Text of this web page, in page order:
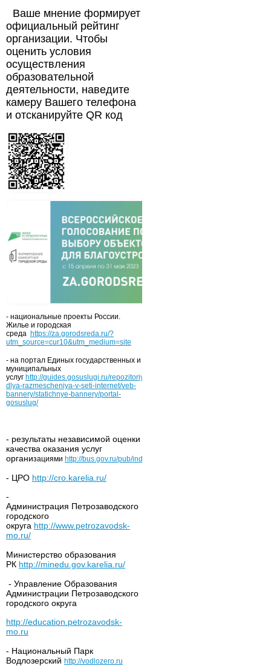
Ваше мнение формирует
официальный рейтинг
организации. Чтобы
оценить условия
осуществления
образовательной
деятельности, наведите
камеру Вашего телефона
и отсканируйте QR код
- национальные проекты России.
Жилье и городская
среда https://za.gorodsreda.ru/?
utm_source=cur10&utm_medium=site
- на портал Единых государственных и
муниципальных
услуг http://guides.gosuslugi.ru/repozitoriy/materialy-
dlya-razmescheniya-v-seti-internet/veb-
bannery/statichnye-bannery/portal-
gosuslug/
- результаты независимой оценки
качества оказания услуг
организациями http://bus.gov.ru/pub/independentRating/list
- ЦРО http://cro.karelia.ru/
-
Администрация Петрозаводского
городского
округа http://www.petrozavodsk-
mo.ru/
Министерство образования
РК http://minedu.gov.karelia.ru/
- Управление Образования
Администрации Петрозаводского
городского округа
http://education.petrozavodsk-
mo.ru
- Национальный Парк
Водлозерский http://vodlozero.ru